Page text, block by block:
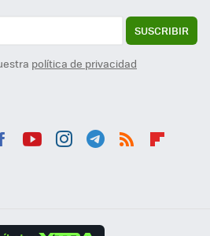
SUSCRIBIR
política de privacidad